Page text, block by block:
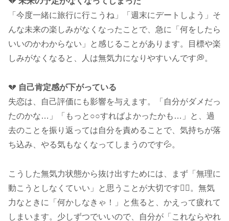
「今度一緒に旅行に行こうね」「週末にデートしよう」そ
んな未来の楽しみがなくなったことで、急に「何をしたら
いいのかわからない」と感じることがあります。目標や楽
しみがなくなると、人は無気力になりやすいんです💭。
💔 自己肯定感が下がっている
失恋は、自己評価にも影響を与えます。「自分がダメだっ
たのかな…」「もっと○○すればよかったかも…」と、過
去のことを振り返っては自分を責めることで、気持ちが落
ち込み、やる気もなくなってしまうのです💦。
こうした無気力状態から抜け出すためには、まず「無理に
動こうとしなくていい」と思うことが大切です🙆‍♂️。無気
力なときに「何かしなきゃ！」と焦ると、かえって疲れて
しまいます。少しずつでいいので、自分が「これならやれ